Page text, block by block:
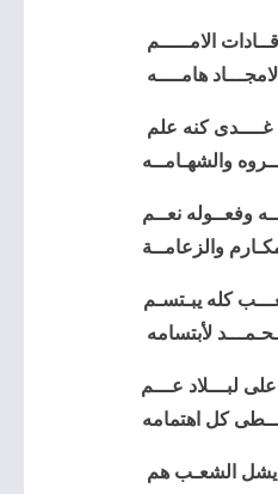
الامـــــم
هامــــه
كنه علم
والشهـامــه
وفعــوله نعــم
والزعامــة
كله يبـتسـم
لأبتسامه
لبـــلاد عـــم
كل اهتمامه
الشعـب هم